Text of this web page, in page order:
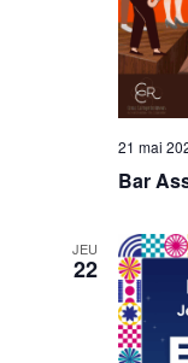
21 mai
Bar
JEU
22